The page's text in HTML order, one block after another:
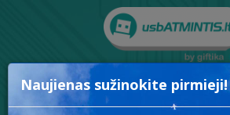
Naujienas sužinokite pirmieji!